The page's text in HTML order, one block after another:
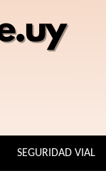
SEGURIDAD VIAL